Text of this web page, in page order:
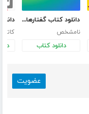
دانلود کتاب گفتارهای اجتماعی
نامشخص
دانلود کتاب
عضویت